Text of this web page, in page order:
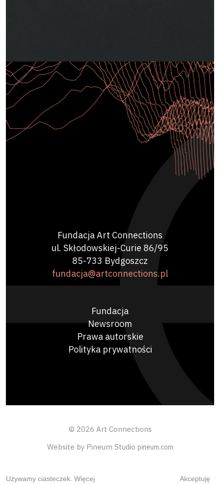
Fundacja Art Connections
ul. Skłodowskiej-Curie 86/95
85-733 Bydgoszcz
fundacja@artconnections.pl
Fundacja
Newsroom
Prawa autorskie
Polityka prywatności
© 2026 Art Connections
Website by Pineum Studio pineum.com
Używamy ciasteczek. Więcej Akceptuję